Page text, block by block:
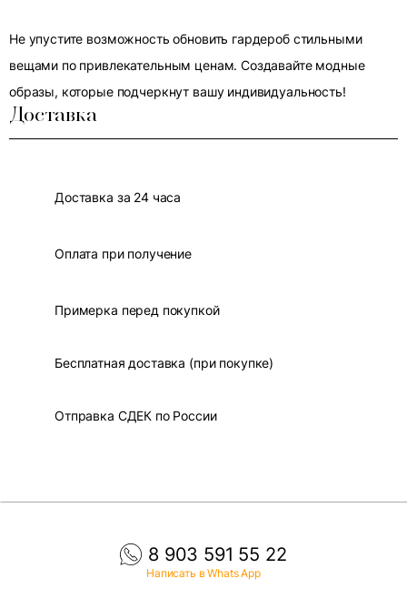
Не упустите возможность обновить гардероб стильными
вещами по привлекательным ценам. Создавайте модные
образы, которые подчеркнут вашу индивидуальность!
Доставка
Доставка за 24 часа
Оплата при получение
Примерка перед покупкой
Бесплатная доставка (при покупке)
Отправка СДЕК по России
8 903 591 55 22
Написать в Whats App